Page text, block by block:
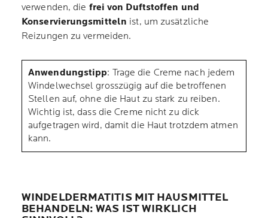
verwenden, die frei von Duftstoffen und
Konservierungsmitteln ist, um zusätzliche
Reizungen zu vermeiden.
Anwendungstipp: Trage die Creme nach jedem
Windelwechsel grosszügig auf die betroffenen
Stellen auf, ohne die Haut zu stark zu reiben.
Wichtig ist, dass die Creme nicht zu dick
aufgetragen wird, damit die Haut trotzdem atmen
kann.
WINDELDERMATITIS MIT HAUSMITTEL
BEHANDELN: WAS IST WIRKLICH